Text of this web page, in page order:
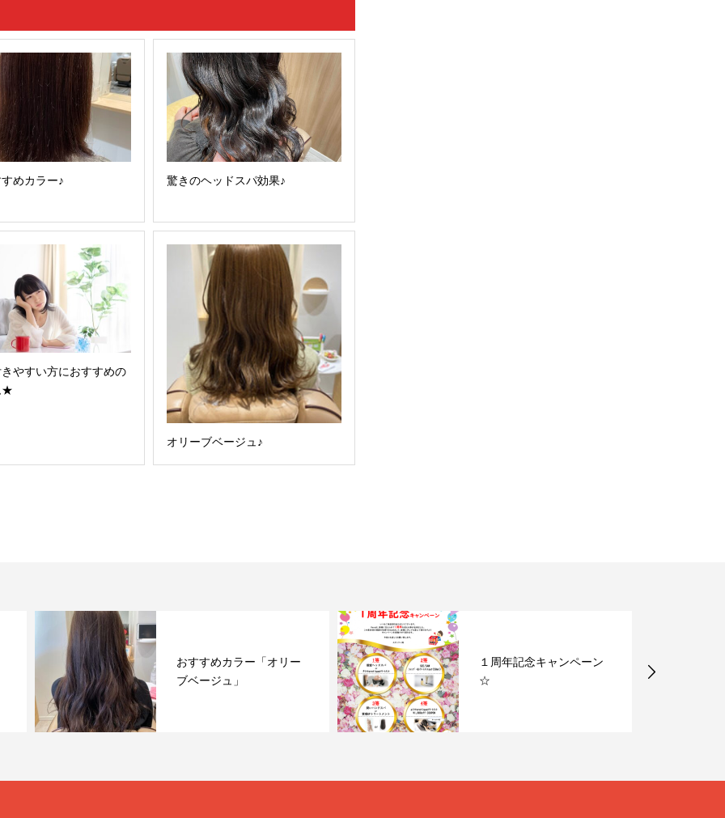
めカラー♪ 驚きのヘッドスパ効果♪
やすい方におすすめの
★
オリーブベージュ♪
おすすめカラー「オリー
ブベージュ」
１周年記念キャンペーン
☆